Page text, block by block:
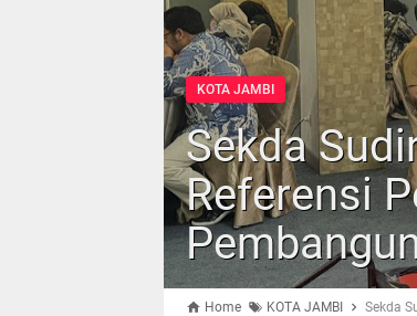
KOTA JAMBI
Sekda
Referensi
Home KOTA JAMBI Sekda